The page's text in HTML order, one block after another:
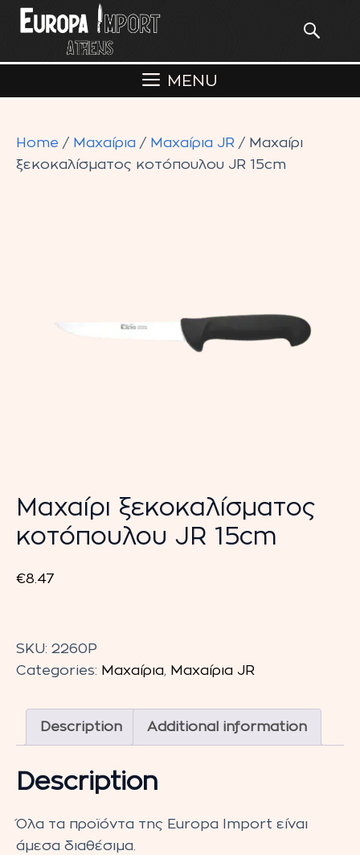
Skip
MENU
Home / Μαχαίρια / Μαχαίρια JR / Μαχαίρι
ξεκοκαλίσματος κοτόπουλου JR 15cm
Μαχαίρι ξεκοκαλίσματος
κοτόπουλου JR 15cm
€8.47
ξεκοκαλίσματος
κοτόπουλου
15cm
quantity
SKU: 2260P
Categories: Μαχαίρια, Μαχαίρια JR
Description Additional information
Description
Όλα τα προϊόντα της Europa Import είναι
άμεσα διαθέσιμα.